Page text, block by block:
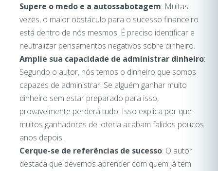
Supere o medo e a autossabotagem: Muitas
vezes, o maior obstáculo para o sucesso financeiro
está dentro de nós mesmos. É preciso identificar e
neutralizar pensamentos negativos sobre dinheiro.
Amplie sua capacidade de administrar dinheiro:
Segundo o autor, nós temos o dinheiro que somos
capazes de administrar. Se alguém ganhar muito
dinheiro sem estar preparado para isso,
provavelmente perderá tudo. Isso explica por que
muitos ganhadores de loteria acabam falidos poucos
anos depois.
Cerque-se de referências de sucesso: O autor
destaca que devemos aprender com quem já tem